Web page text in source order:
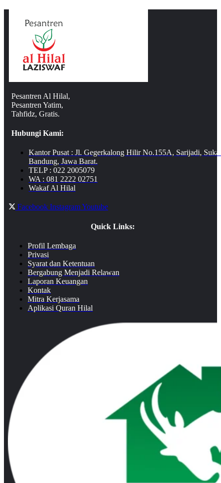
Pesantren Al Hilal,
Pesantren Yatim,
Tahfidz, Gratis.
Hubungi Kami:
Kantor Pusat : Jl. Gegerkalong Hilir No.155A, Sarijadi,
Bandung, Jawa Barat.
TELP : 022 2005079
WA : 081 2222 02751
Wakaf Al Hilal
Facebook InstagramYoutube
Quick Links:
Profil Lembaga
Privasi
Syarat dan Ketentuan
Bergabung Menjadi Relawan
Laporan Keuangan
Kontak
Mitra Kerjasama
Aplikasi Quran Hilal